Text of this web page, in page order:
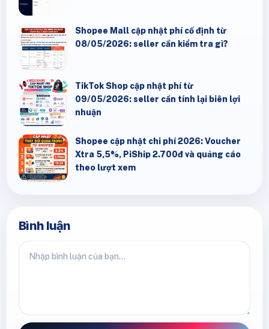
Shopee Mall cập nhật phí cố định từ
08/05/2026: seller cần kiểm tra gì?
TikTok Shop cập nhật phí từ
09/05/2026: seller cần tính lại biên lợi
nhuận
Shopee cập nhật chi phí 2026: Voucher
Xtra 5,5%, PiShip 2.700đ và quảng cáo
theo lượt xem
Bình luận